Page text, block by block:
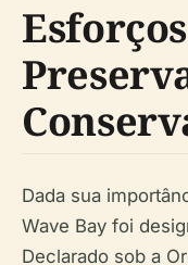
Dada sua
Wave Bay foi
Declarado sob a